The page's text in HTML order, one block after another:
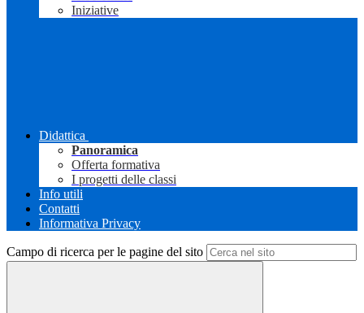
Iniziative
Didattica
Panoramica
Offerta formativa
I progetti delle classi
Info utili
Contatti
Informativa Privacy
Campo di ricerca per le pagine del sito